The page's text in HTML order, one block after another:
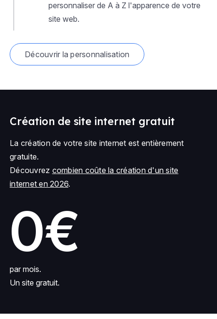
personnaliser de A à Z l'apparence de votre
site web.
Découvrir la personnalisation
Création de site internet gratuit
La création de votre site internet est entièrement
gratuite.
Découvrez combien coûte la création d'un site
internet en 2026.
0€
par mois.
Un site gratuit.